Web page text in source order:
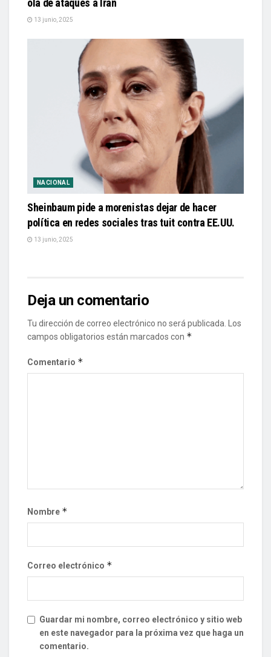
ola de ataques a Irán
13 junio, 2025
NACIONAL
Sheinbaum pide a morenistas dejar de hacer
política en redes sociales tras tuit contra EE.UU.
13 junio, 2025
Deja un comentario
Tu dirección de correo electrónico no será publicada.
Los
campos obligatorios están marcados con *
Comentario *
Nombre *
Correo electrónico *
Guardar mi nombre, correo electrónico y sitio web
en este navegador para la próxima vez que haga un
comentario.